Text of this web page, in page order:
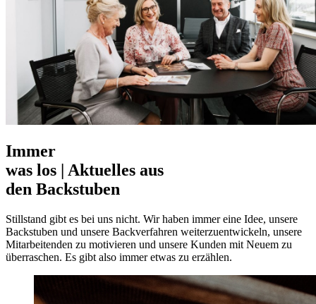
Immer
was los | Aktuelles aus
den Backstuben
Stillstand gibt es bei uns nicht. Wir haben immer eine Idee, unsere
Backstuben und unsere Backverfahren weiterzuentwickeln, unsere
Mitarbeitenden zu motivieren und unsere Kunden mit Neuem zu
überraschen. Es gibt also immer etwas zu erzählen.